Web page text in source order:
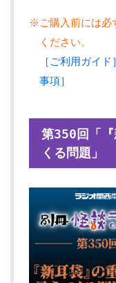
※ご購入前には必
ください。
［ご利用ガイド］
事項］
第350回「
くる問題」